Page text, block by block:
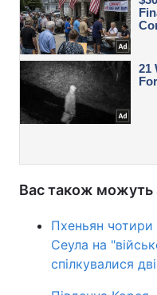
Вас також можуть
Пхеньян чотири
Сеула на
спілкувалися